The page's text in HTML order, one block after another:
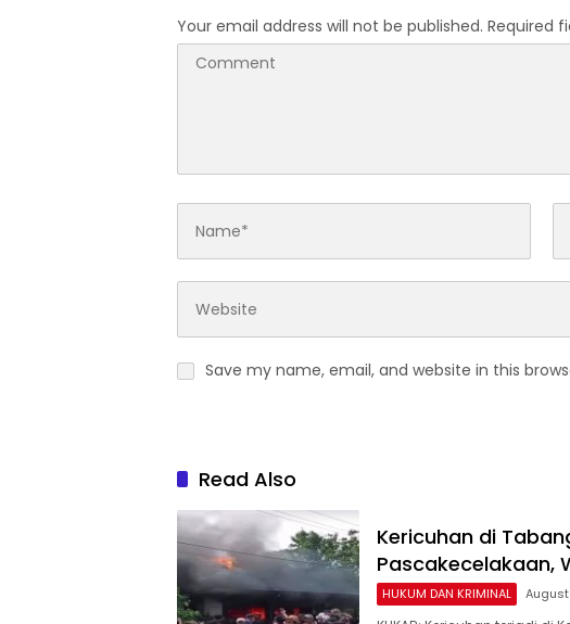
Your email address will not be published. Required
Save my name, email, and website in this
Read Also
Kericuhan di
Pascakecelakaan,
HUKUM DAN KRIMINAL